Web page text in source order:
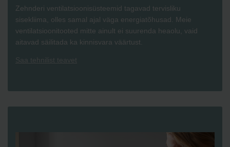
Zehnderi ventilatsioonisüsteemid tagavad tervisliku
sisekliima, olles samal ajal väga energiatõhusad. Meie
ventilatsioonitooted mitte ainult ei suurenda heaolu, vaid
aitavad säilitada ka kinnisvara väärtust.
Saa tehnilist teavet